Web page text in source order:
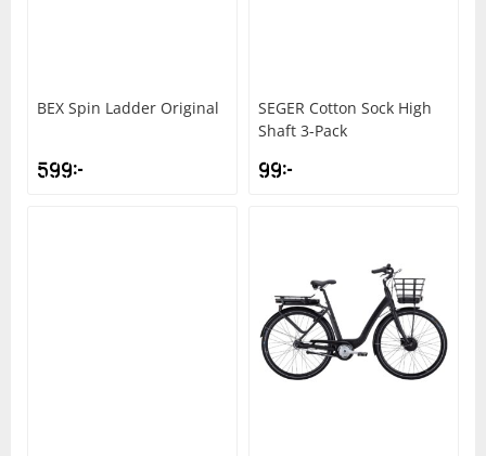
BEX Spin Ladder Original
599kr
SEGER Cotton Sock High
Shaft 3-Pack
99kr